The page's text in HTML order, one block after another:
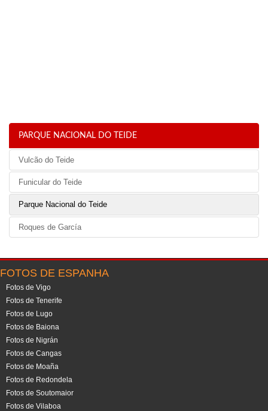
PARQUE NACIONAL DO TEIDE
Vulcão do Teide
Funicular do Teide
Parque Nacional do Teide
Roques de García
FOTOS DE ESPANHA
Fotos de Vigo
Fotos de Tenerife
Fotos de Lugo
Fotos de Baiona
Fotos de Nigrán
Fotos de Cangas
Fotos de Moaña
Fotos de Redondela
Fotos de Soutomaior
Fotos de Vilaboa